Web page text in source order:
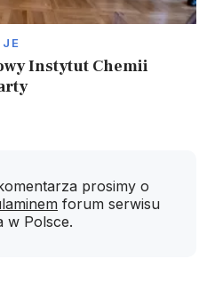
Instytut Chemii
prosimy o
forum serwisu
w Polsce.